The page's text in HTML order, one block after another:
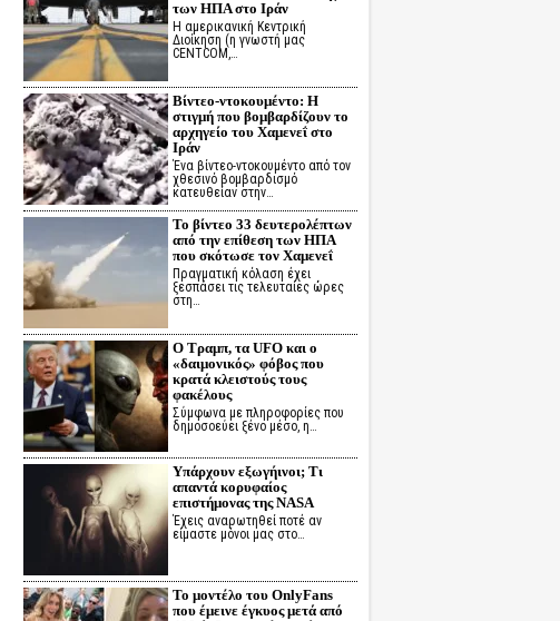
των ΗΠΑ στο Ιράν
Η αμερικανική Κεντρική
Διοίκηση (η γνωστή μας
CENTCOM,…
Βίντεο-ντοκουμέντο: Η
στιγμή που βομβαρδίζουν το
αρχηγείο του Χαμενεΐ στο
Ιράν
Ένα βίντεο-ντοκουμέντο από τον
χθεσινό βομβαρδισμό
κατευθείαν στην…
Το βίντεο 33 δευτερολέπτων
από την επίθεση των ΗΠΑ
που σκότωσε τον Χαμενεΐ
Πραγματική κόλαση έχει
ξεσπάσει τις τελευταίες ώρες
στη…
Ο Τραμπ, τα UFO και ο
«δαιμονικός» φόβος που
κρατά κλειστούς τους
φακέλους
Σύμφωνα με πληροφορίες που
δημοσοεύει ξένο μέσο, η…
Υπάρχουν εξωγήινοι; Τι
απαντά κορυφαίος
επιστήμονας της NASA
Έχεις αναρωτηθεί ποτέ αν
είμαστε μόνοι μας στο…
Το μοντέλο του OnlyFans
που έμεινε έγκυος μετά από